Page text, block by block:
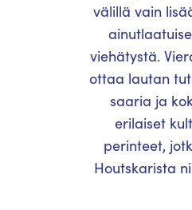
välillä vain
viehätystä.
ottaa lautan
saaria ja
erilaiset
perinteet,
Houtskarista